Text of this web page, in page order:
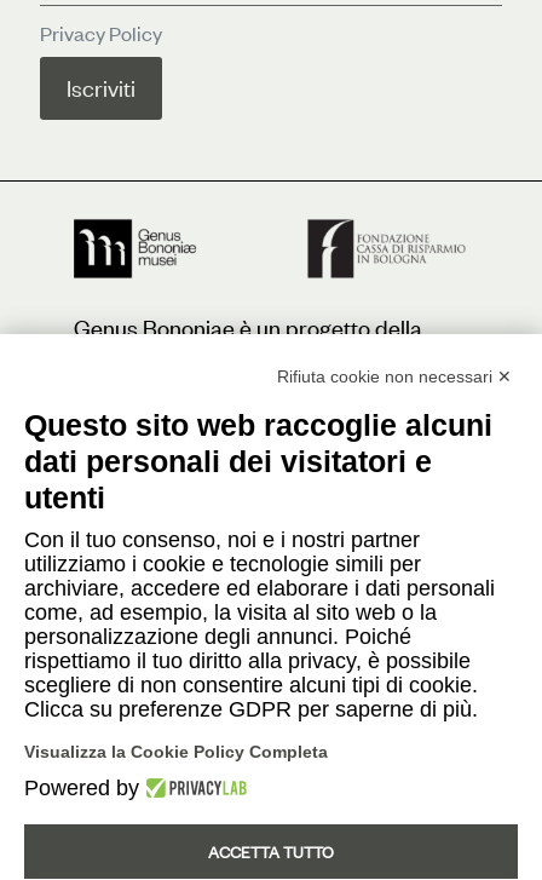
Privacy Policy
Genus Bononiae è un progetto della
Press
Caffè
Instagram
Facebook
YouTube
Italiano|English
© 2026 Fondazione Progetto Genus Bononiae - in via Farini, 15 - 40124
Rifiuta cookie non necessari ✕
Questo sito web raccoglie alcuni
dati personali dei visitatori e
utenti
Con il tuo consenso, noi e i nostri partner
utilizziamo i cookie e tecnologie simili per
archiviare, accedere ed elaborare i dati personali
come, ad esempio, la visita al sito web o la
personalizzazione degli annunci. Poiché
rispettiamo il tuo diritto alla privacy, è possibile
scegliere di non consentire alcuni tipi di cookie.
Clicca su preferenze GDPR per saperne di più.
Visualizza la Cookie Policy Completa
Powered by
ACCETTA TUTTO